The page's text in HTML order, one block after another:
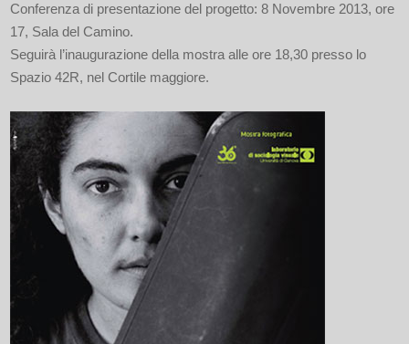
Conferenza di presentazione del progetto: 8 Novembre 2013, ore
17, Sala del Camino.
Seguirà l’inaugurazione della mostra alle ore 18,30 presso lo
Spazio 42R, nel Cortile maggiore.